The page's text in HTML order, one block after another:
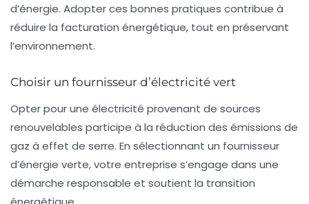
d’énergie. Adopter ces bonnes pratiques contribue à
réduire la facturation énergétique, tout en préservant
l’environnement.
Choisir un fournisseur d’électricité vert
Opter pour une électricité provenant de sources
renouvelables participe à la réduction des émissions de
gaz à effet de serre. En sélectionnant un fournisseur
d’énergie verte, votre entreprise s’engage dans une
démarche responsable et soutient la transition